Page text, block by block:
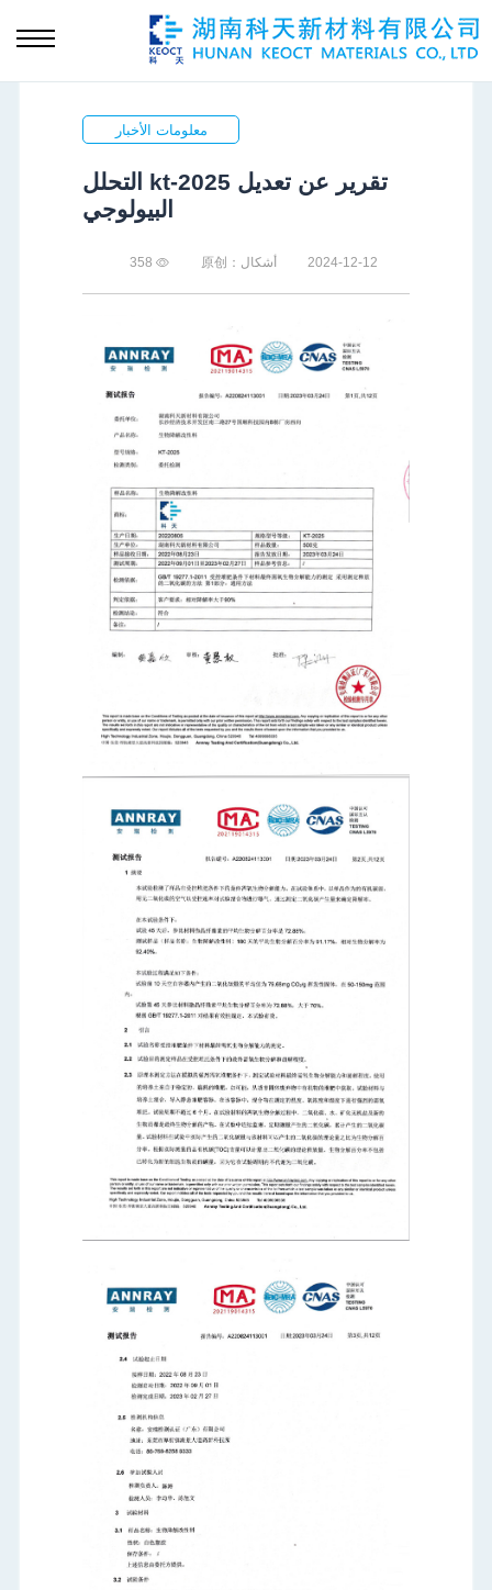
معلومات الأخبار
تقرير عن تعديل kt-2025 التحلل
البيولوجي
2024-12-12 أشكال：原创